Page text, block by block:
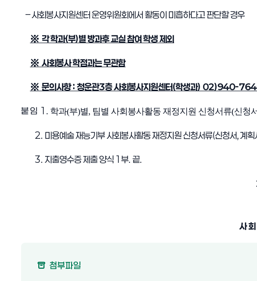
–사회봉사지원센터 운영위원회에서 활동이 미흡하다고 판단할 경우
※ 각 학과(부)별 방과후 교실 참여 학생 제외
※ 사회봉사 학점과는 무관함
※ 문의사항: 청운관3층 사회봉사지원센터(학생과) 02)940-
붙 임 1. 학과(부)별, 팀별 사회봉사활동 재정지원 신청서류(신청
2. 미용예술 재능기부 사회봉사활동 재정지원 신청서류(신청서, 계획
3. 지출영수증 제출 양식 1 부. 끝.
사
첨부파일